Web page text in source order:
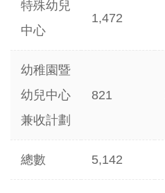
特殊幼兒
中心
1,472
幼稚園暨
幼兒中心
兼收計劃
821
總數 5,142